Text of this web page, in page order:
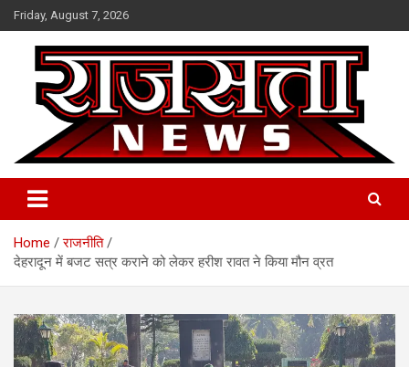
Skip
to
content
Friday, August 7, 2026
Raj Satta News
Home
राजनीति
देहरादून में बजट सत्र कराने को लेकर हरीश रावत ने किया मौन व्रत